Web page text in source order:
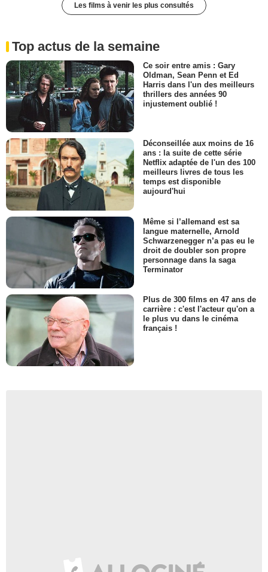
Les films à venir les plus consultés
Top actus de la semaine
Ce soir entre amis : Gary
Oldman, Sean Penn et Ed
Harris dans l'un des meilleurs
thrillers des années 90
injustement oublié !
Déconseillée aux moins de 16
ans : la suite de cette série
Netflix adaptée de l'un des 100
meilleurs livres de tous les
temps est disponible
aujourd'hui
Même si l’allemand est sa
langue maternelle, Arnold
Schwarzenegger n’a pas eu le
droit de doubler son propre
personnage dans la saga
Terminator
Plus de 300 films en 47 ans de
carrière : c'est l'acteur qu'on a
le plus vu dans le cinéma
français !